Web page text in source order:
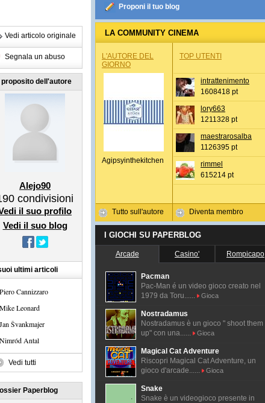
Vedi articolo originale
Segnala un abuso
proposito dell'autore
Alejo90
condivisioni
il suo profilo
Vedi il suo blog
suoi ultimi articoli
Piero Cannizzaro
Mike Leonard
Jan Švankmajer
Nimród Antal
Vedi tutti
Paperblog
Proponi il tuo blog
LA COMMUNITY CINEMA
L'AUTORE DEL
GIORNO
Agipsyinthekitchen
Tutto sull'autore
TOP UTENTI
intrattenimento
1608418 pt
lory663
1211328 pt
maestrarosalba
1126395 pt
rimmel
615214 pt
Diventa membro
I GIOCHI SU PAPERBLOG
Arcade Casino' Rompicapo
Pacman
Pac-Man é un video gioco creato nel
1979 da Toru......
Gioca
Nostradamus
Nostradamus è un gioco " shoot them
up" con una......
Gioca
Magical Cat Adventure
Riscopri Magical Cat Adventure, un
gioco d'arcade......
Gioca
Snake
Snake è un videogioco presente in